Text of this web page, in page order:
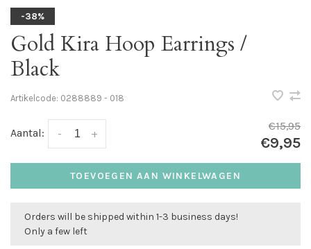
-38%
Gold Kira Hoop Earrings /
Black
Artikelcode: 0288889 - 018
Aantal: +
-
€15,95
€9,95
TOEVOEGEN AAN WINKELWAGEN
Orders will be shipped within 1-3 business days!
Only a few left